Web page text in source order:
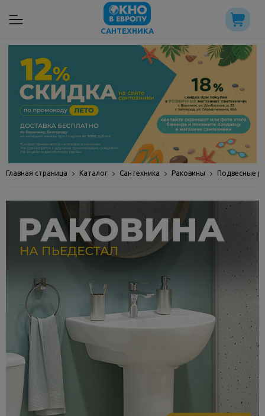
САНТЕХНИКА
Главная страница Каталог Сантехника Раковины Подвесные